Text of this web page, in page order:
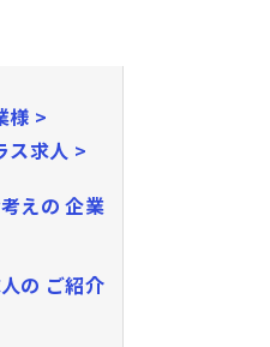
様 >
ス求人 >
えの 企業
の ご紹介